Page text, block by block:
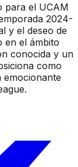
para el UCAM
2024-
y el deseo de
en el ámbito
conocida y un
como
emocionante